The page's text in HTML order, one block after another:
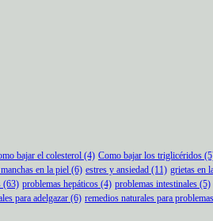
bajar el colesterol (4) Como bajar los triglicéridos
en la piel (6) estres y ansiedad (11) grietas en
(63) problemas hepáticos (4) problemas intestinales (5)
para adelgazar (6) remedios naturales para